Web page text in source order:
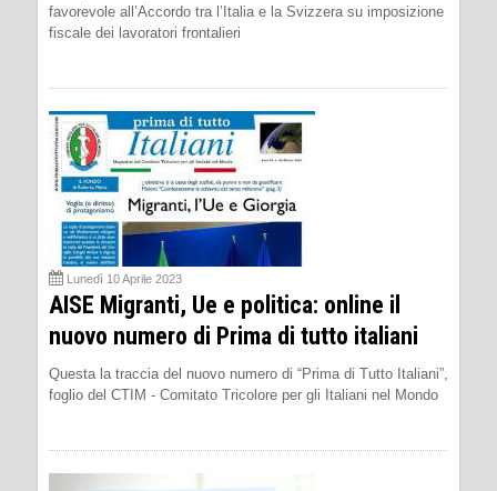
favorevole all’Accordo tra l’Italia e la Svizzera su imposizione
fiscale dei lavoratori frontalieri
Lunedì 10 Aprile 2023
AISE Migranti, Ue e politica: online il
nuovo numero di Prima di tutto italiani
Questa la traccia del nuovo numero di “Prima di Tutto Italiani”,
foglio del CTIM - Comitato Tricolore per gli Italiani nel Mondo